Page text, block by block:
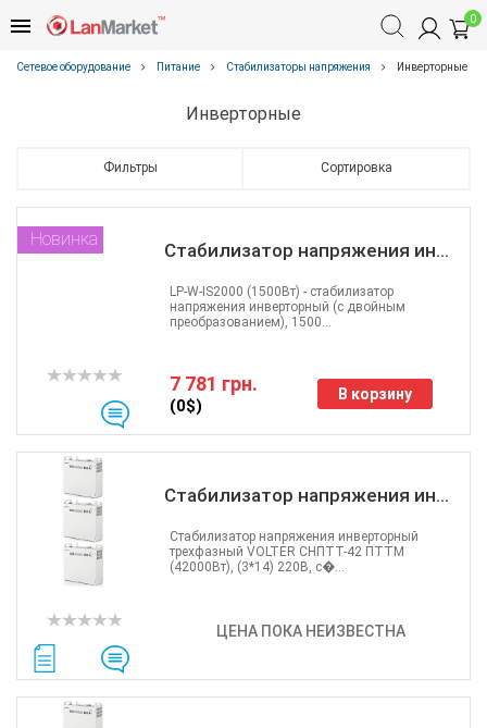
0
Сетевое оборудование Питание Стабилизаторы напряжения Инверторные
Инверторные
Фильтры Сортировка
Стабилизатор напряжения ин...
Новинка
7 781 грн.
(0$)
В корзину
LP-W-IS2000 (1500Вт) - стабилизатор
напряжения инверторный (с двойным
преобразованием), 1500...
Стабилизатор напряжения ин...
ЦЕНА ПОКА НЕИЗВЕСТНА
Стабилизатор напряжения инверторный
трехфазный VOLTER СНПТТ-42 ПТТМ
(42000Вт), (3*14) 220В, с�...